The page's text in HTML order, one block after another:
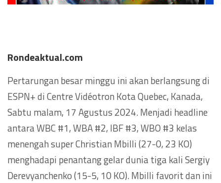
Rondeaktual.com
Pertarungan besar minggu ini akan berlangsung di
ESPN+ di Centre Vidéotron Kota Quebec, Kanada,
Sabtu malam, 17 Agustus 2024. Menjadi headline
antara WBC #1, WBA #2, IBF #3, WBO #3 kelas
menengah super Christian Mbilli (27-0, 23 KO)
menghadapi penantang gelar dunia tiga kali Sergiy
Derevyanchenko (15-5, 10 KO). Mbilli favorit dan ini